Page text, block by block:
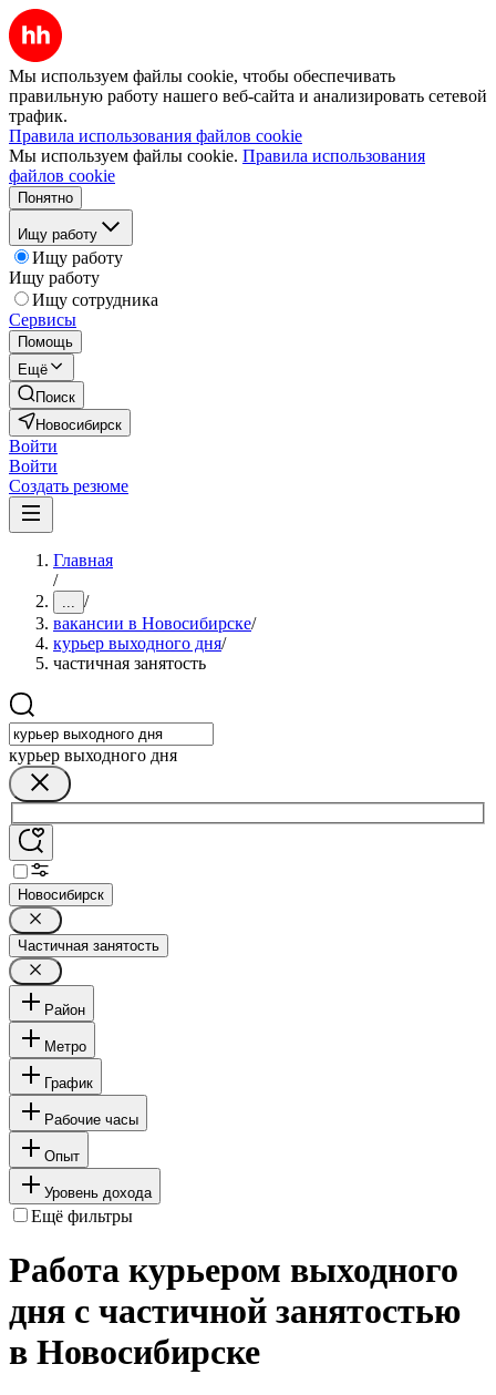
Мы используем файлы cookie, чтобы обеспечивать
правильную работу нашего веб-сайта и анализировать сетевой
трафик.
Правила использования файлов cookie
Мы используем файлы cookie. Правила использования
файлов cookie
Понятно
Ищу работу
Ищу работу
Ищу работу
Ищу сотрудника
Сервисы
Помощь
Ещё
Поиск
Новосибирск
Войти
Войти
Создать резюме
Главная
/
... /
вакансии в Новосибирске/
курьер выходного дня/
частичная занятость
курьер выходного дня
Новосибирск
Частичная занятость
Район
Метро
График
Рабочие часы
Опыт
Уровень дохода
Ещё фильтры
Работа курьером выходного
дня с частичной занятостью
в Новосибирске